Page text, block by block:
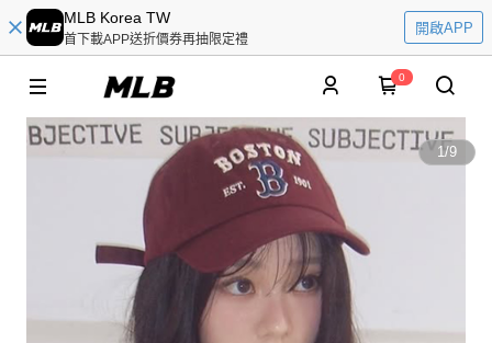
MLB Korea TW
首下載APP送折價券再抽限定禮
開啟APP
0
1/9